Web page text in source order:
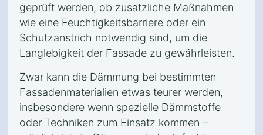
geprüft werden, ob zusätzliche Maßnahmen
wie eine Feuchtigkeitsbarriere oder ein
Schutzanstrich notwendig sind, um die
Langlebigkeit der Fassade zu gewährleisten.
Zwar kann die Dämmung bei bestimmten
Fassadenmaterialien etwas teurer werden,
insbesondere wenn spezielle Dämmstoffe
oder Techniken zum Einsatz kommen –